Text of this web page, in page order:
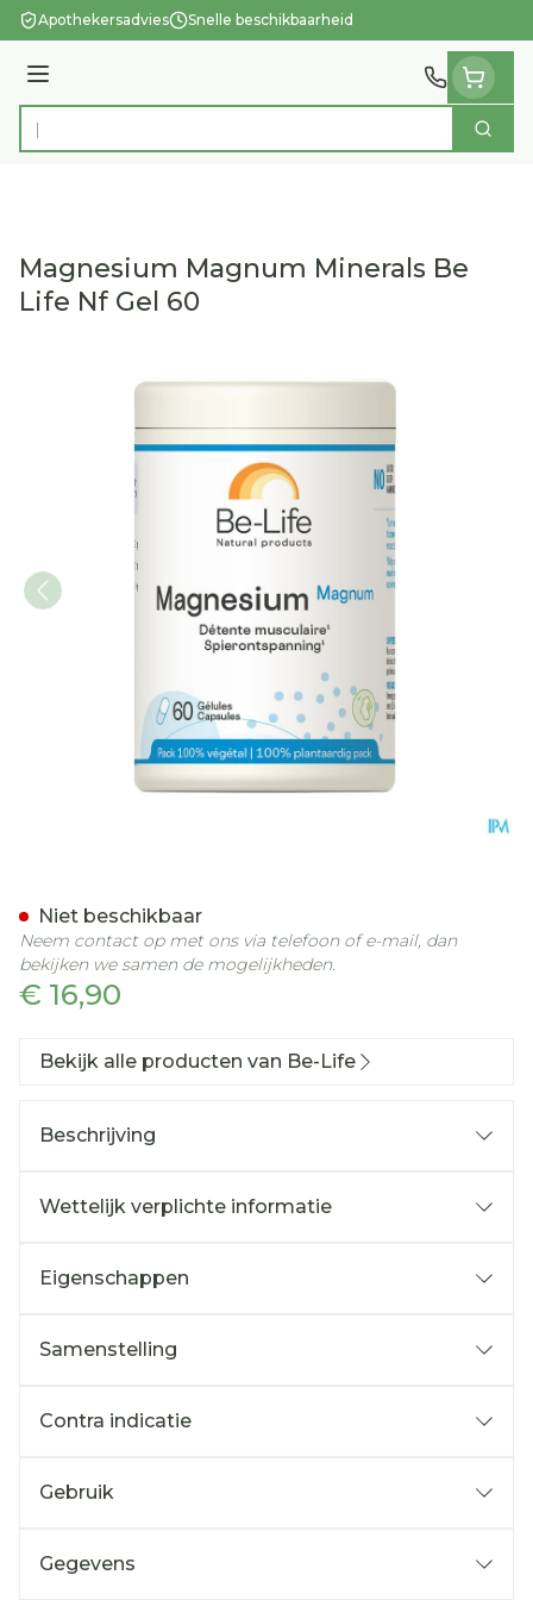
Ga naar de inhoud
Apothekersadvies Snelle beschikbaarheid
Menu
Product, merk, categorie... Zoek
Magnesium Magnum Minerals Be
Life Nf Gel 60
€ 16,90
Niet beschikbaar
Neem contact op met ons via telefoon of e-mail, dan
bekijken we samen de mogelijkheden.
Bekijk alle producten van Be-Life
Beschrijving
Wettelijk verplichte informatie
Eigenschappen
Samenstelling
Contra indicatie
Gebruik
Gegevens